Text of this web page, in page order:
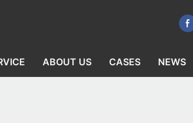
ABOUT US CASES NEWS